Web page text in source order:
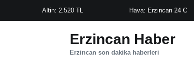
Altin: 2.520 TL Hava: Erzincan 24 C
Erzincan Haber
Erzincan son dakika haberleri